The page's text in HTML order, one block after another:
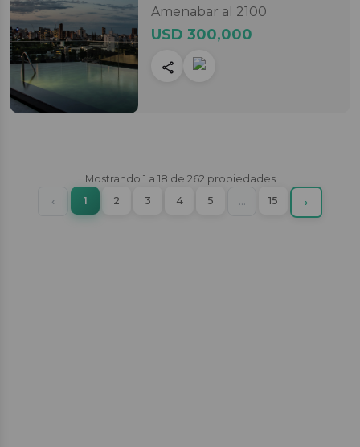
Amenabar al 2100
USD 300,000
Mostrando 1 a 18 de 262 propiedades
‹ Previous
1(current)
2 3 4 5 …More15 ›Next